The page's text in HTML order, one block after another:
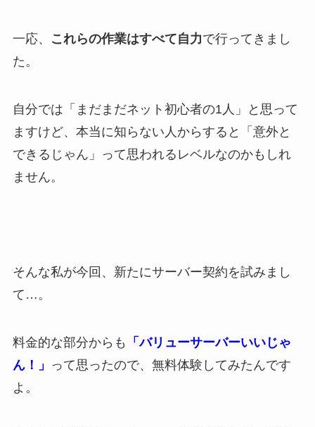
一応、 これらの作業はすべて自力で行ってきまし
た。
自分では「まだまだネット初心者の1人」と思って
ますけど、本当に知らない人からすると「意外と
できるじゃん」って思われるレベルなのかもしれ
ません。
そんな私が今回、新たにサーバー契約を試みまし
て…。
料金的な部分からも
「バリューサーバーいいじゃ
ん！」 って思ったので、無料体験してみたんです
よ。